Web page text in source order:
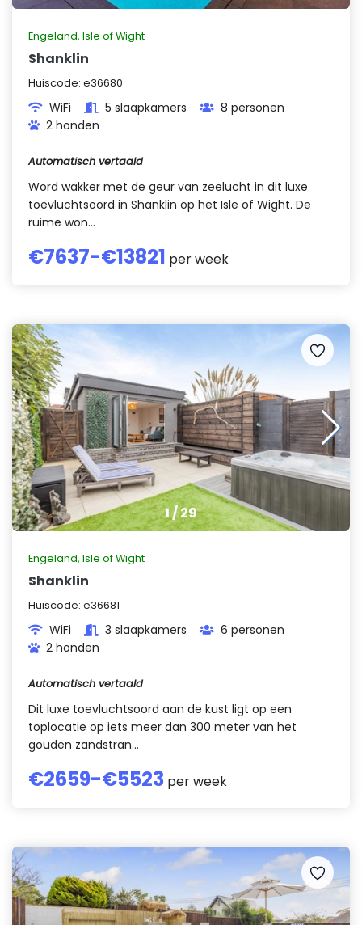
Engeland, Isle of Wight
Shanklin
Huiscode: e36680
WiFi 5 slaapkamers
8 personen
2 honden
Automatisch vertaald
Word wakker met de geur van zeelucht in dit luxe
toevluchtsoord in Shanklin op het Isle of Wight. De
ruime won...
€7637-€13821 per week
1/29
Engeland, Isle of Wight
Shanklin
Huiscode: e36681
WiFi 3 slaapkamers
6 personen
2 honden
Automatisch vertaald
Dit luxe toevluchtsoord aan de kust ligt op een
toplocatie op iets meer dan 300 meter van het
gouden zandstran...
€2659-€5523 per week